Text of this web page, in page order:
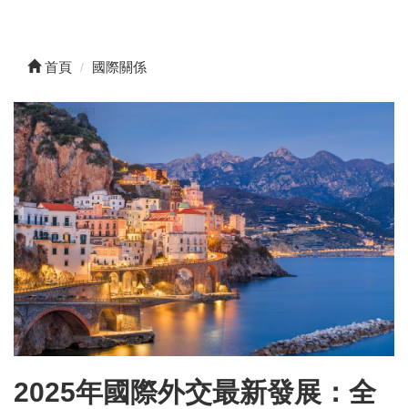
首頁 國際關係
2025年國際外交最新發展：全